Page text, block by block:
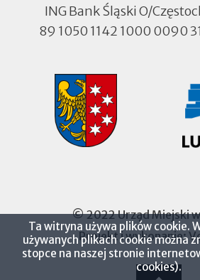
ING Bank Śląski O/
89 1050 1142 1000 0090
© 2022 Urząd Miejski
Projekt i wykonanie:
Ta witryna używa plików cookie.
używanych plikach cookie można
stopce na naszej stronie
cookies).